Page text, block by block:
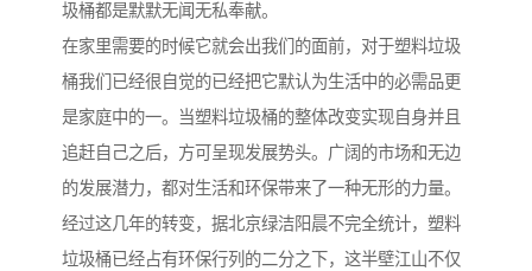
圾桶都是默默无闻无私奉献。
在家里需要的时候它就会出我们的面前，对于塑料垃圾
桶我们已经很自觉的已经把它默认为生活中的必需品更
是家庭中的一。当塑料垃圾桶的整体改变实现自身并且
追赶自己之后，方可呈现发展势头。广阔的市场和无边
的发展潜力，都对生活和环保带来了一种无形的力量。
经过这几年的转变，据北京绿洁阳晨不完全统计，塑料
垃圾桶已经占有环保行列的二分之下，这半壁江山不仅